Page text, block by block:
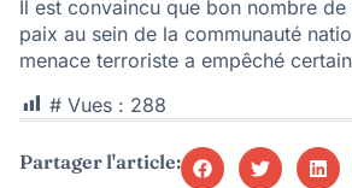
Il est convaincu que bon nombre
paix au sein de la communauté
menace terroriste a empêché
# Vues : 288
Partager l'article: